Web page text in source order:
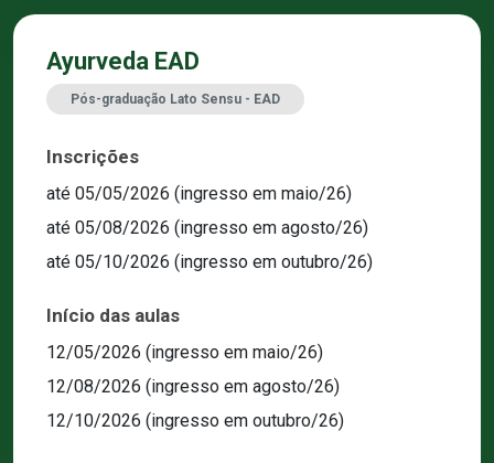
Ayurveda EAD
Pós-graduação Lato Sensu - EAD
Inscrições
até 05/05/2026 (ingresso em maio/26)
até 05/08/2026 (ingresso em agosto/26)
até 05/10/2026 (ingresso em outubro/26)
Início das aulas
12/05/2026 (ingresso em maio/26)
12/08/2026 (ingresso em agosto/26)
12/10/2026 (ingresso em outubro/26)